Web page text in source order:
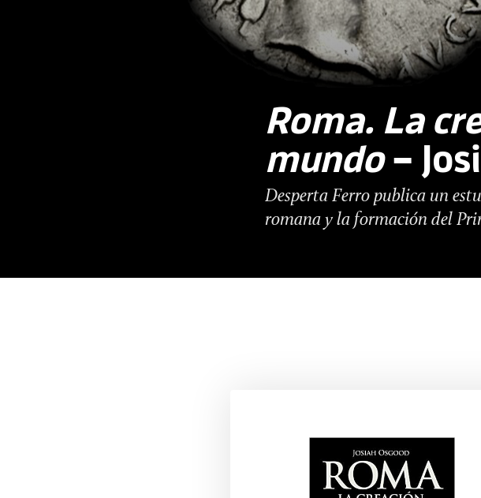
Roma. La
mundo–
Desperta Ferro publica un
romana y la formación del